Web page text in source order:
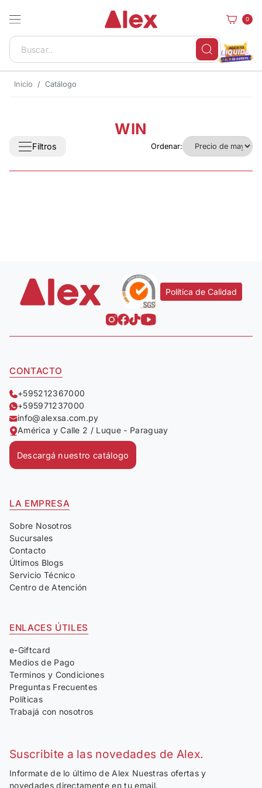
0
Inicio Catálogo
WIN
Filtros Ordenar:
Política de Calidad
CONTACTO
+595212367000
+595971237000
info@alexsa.com.py
América y Calle 2 / Luque - Paraguay
Descargá nuestro catálogo
LA EMPRESA
Sobre Nosotros
Sucursales
Contacto
Últimos Blogs
Servicio Técnico
Centro de Atención
ENLACES ÚTILES
e-Giftcard
Medios de Pago
Terminos y Condiciones
Preguntas Frecuentes
Políticas
Trabajá con nosotros
Suscribite a las novedades de Alex.
Informate de lo último de Alex Nuestras ofertas y
novedades directamente en tu email.